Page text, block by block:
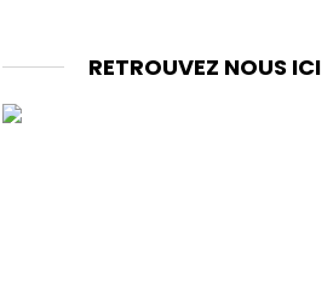
RETROUVEZ NOUS ICI